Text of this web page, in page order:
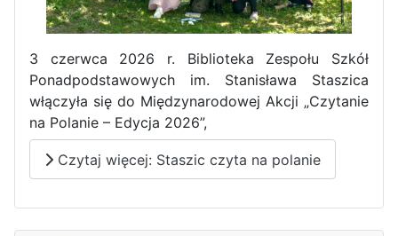
3 czerwca 2026 r. Biblioteka Zespołu Szkół
Ponadpodstawowych im. Stanisława Staszica
włączyła się do Międzynarodowej Akcji „Czytanie
na Polanie – Edycja 2026”,
Czytaj więcej: Staszic czyta na polanie